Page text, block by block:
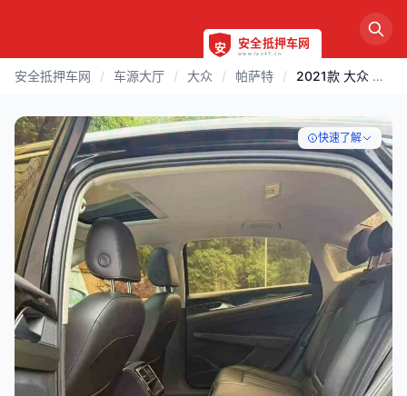
安全抵押车网 / 车源大厅 / 大众 / 帕萨特 / 2021款 大众 帕萨特 | 绵阳
快速了解